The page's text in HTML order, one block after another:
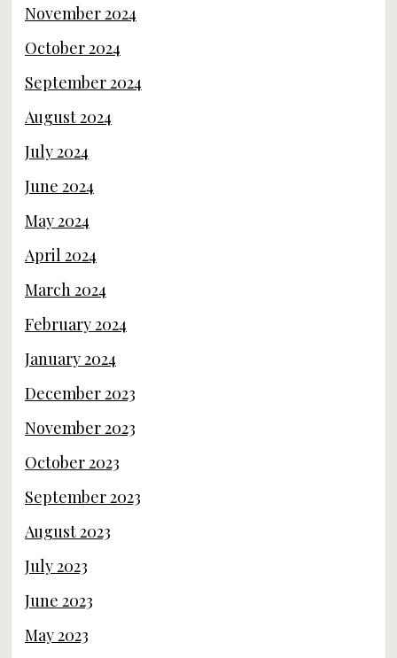
November 2024
October 2024
September 2024
August 2024
July 2024
June 2024
May 2024
April 2024
March 2024
February 2024
January 2024
December 2023
November 2023
October 2023
September 2023
August 2023
July 2023
June 2023
May 2023